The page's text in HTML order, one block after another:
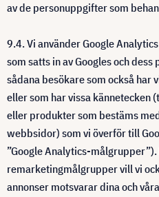
av de personuppgifter som
9.4. Vi använder Google
som satts in av Googles och
sådana besökare som också
eller som har vissa kännetecken
eller produkter som bestäms
webbsidor) som vi överför till
”Google Analytics-
remarketingmålgrupper vill vi
annonser motsvarar dina och